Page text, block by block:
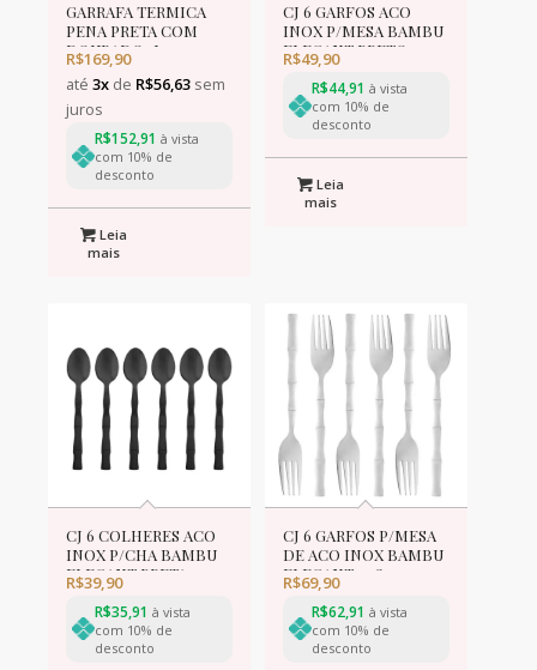
GARRAFA TERMICA
PENA PRETA COM
DOURADO 1L
R$169,90
até 3xde R$56,63sem
juros
R$152,91 à vista
com 10% de
desconto
Leia
mais
CJ 6 GARFOS ACO
INOX P/MESA BAMBU
ELEGANT PRETO
19,8cm
R$49,90
R$44,91 à vista
com 10% de
desconto
Leia
mais
CJ 6 COLHERES ACO
INOX P/CHA BAMBU
ELEGANT PRETA
12,5cm
R$39,90
R$35,91 à vista
com 10% de
desconto
CJ 6 GARFOS P/MESA
DE ACO INOX BAMBU
ELEGANT 19,8cm
R$69,90
R$62,91 à vista
com 10% de
desconto